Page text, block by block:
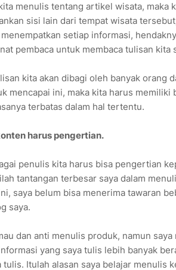
menulis tentang artikel wisata, maka
sisi lain dari tempat wisata
setiap informasi,
pembaca untuk membaca tulisan kita
kita akan dibagi oleh banyak orang
mencapai ini, maka kita harus memiliki
terbatas dalam hal tertentu.
harus pengertian.
penulis kita harus bisa pengertian
tantangan terbesar saya dalam
saya belum bisa menerima tawaran
saya.
dan anti menulis produk, namun
yang saya tulis lebih banyak
tulis. Itulah alasan saya belajar menulis